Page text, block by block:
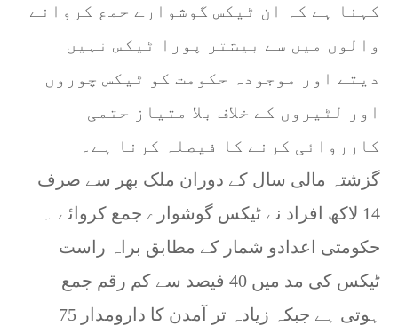
کہنا ہے کہ ان ٹیکس گوشوارے حمع کروانے
والوں میں سے بیشتر پورا ٹیکس نہیں
دیتے اور موجودہ حکومت کو ٹیکس چوروں
اور لٹیروں کے خلاف بلا متیاز حتمی
کارروائی کرنے کا فیصلہ کرنا ہے۔
گزشتہ مالی سال کے دوران ملک بھر سے صرف
14 لاکھ افراد نے ٹیکس گوشوارے جمع کروائے ۔
حکومتی اعدادو شمار کے مطابق براہ راست
ٹیکس کی مد میں 40 فیصد سے کم رقم جمع
ہوتی ہے جبکہ زیادہ تر آمدن کا دارومدار 75